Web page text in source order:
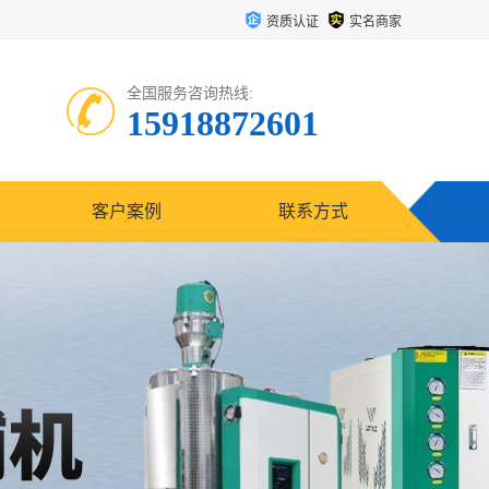
资质认证 实名商家
全国服务咨询热线:
15918872601
客户案例 联系方式